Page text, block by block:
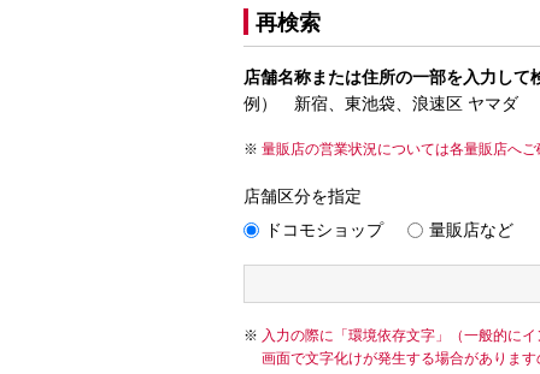
再検索
店舗名称または住所の一部を入力して
例） 新宿、東池袋、浪速区 ヤマダ
量販店の営業状況については各量販店へ
店舗区分を指定
ドコモショップ
量販店など
入力の際に「環境依存文字」（一般的に
画面で文字化けが発生する場合がありま